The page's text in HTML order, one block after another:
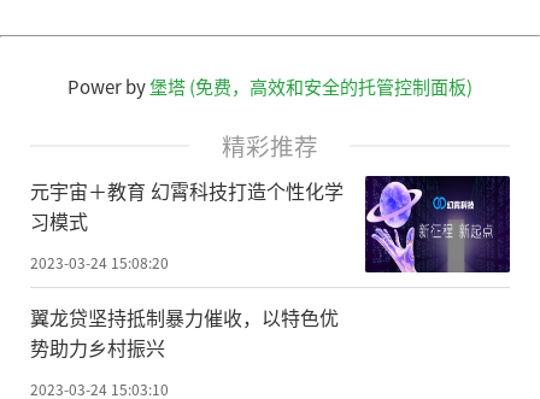
Power by堡塔 (免费，高效和安全的托管控制面板)
精彩推荐
元宇宙＋教育 幻霄科技打造个性化学
习模式
2023-03-24 15:08:20
翼龙贷坚持抵制暴力催收，以特色优
势助力乡村振兴
2023-03-24 15:03:10